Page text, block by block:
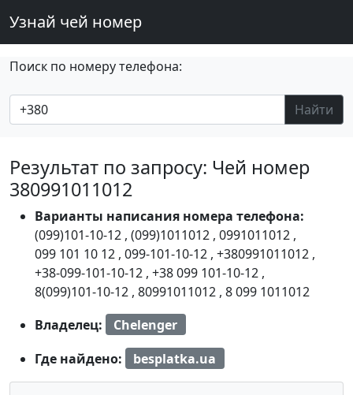
Узнай чей номер
Поиск по номеру телефона:
Найти
Результат по запросу: Чей номер
380991011012
Варианты написания номера телефона:
(099)101-10-12 , (099)1011012 , 0991011012 ,
099 101 10 12 , 099-101-10-12 , +380991011012 ,
+38-099-101-10-12 , +38 099 101-10-12 ,
8(099)101-10-12 , 80991011012 , 8 099 1011012
Владелец:
Chelenger
Где найдено:
besplatka.ua